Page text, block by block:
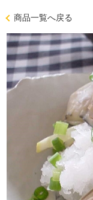
商品一覧へ戻る